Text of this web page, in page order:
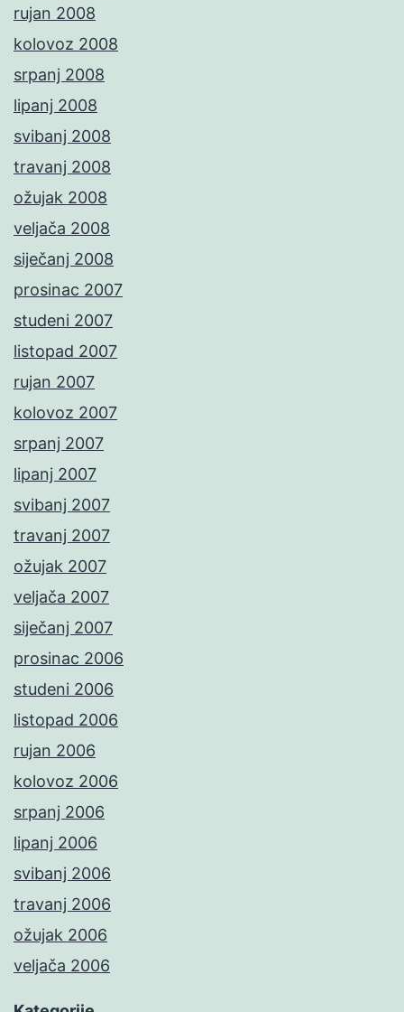
rujan 2008
kolovoz 2008
srpanj 2008
lipanj 2008
svibanj 2008
travanj 2008
ožujak 2008
veljača 2008
siječanj 2008
prosinac 2007
studeni 2007
listopad 2007
rujan 2007
kolovoz 2007
srpanj 2007
lipanj 2007
svibanj 2007
travanj 2007
ožujak 2007
veljača 2007
siječanj 2007
prosinac 2006
studeni 2006
listopad 2006
rujan 2006
kolovoz 2006
srpanj 2006
lipanj 2006
svibanj 2006
travanj 2006
ožujak 2006
veljača 2006